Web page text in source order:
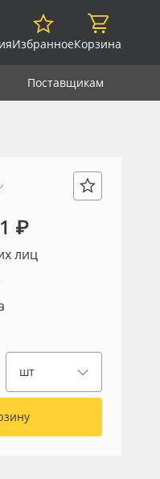
ИзбранноеКорзина
Поставщикам
₽
лиц
шт